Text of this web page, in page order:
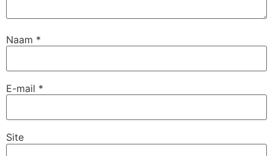
Naam *
E-mail *
Site